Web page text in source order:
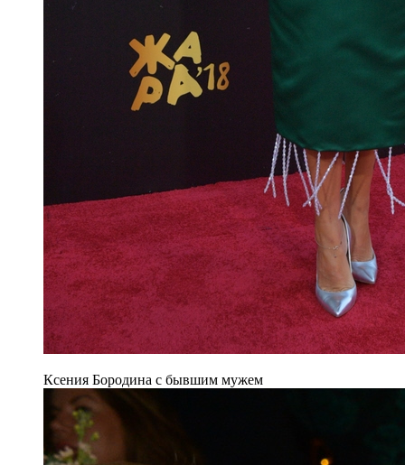
Ксения Бородина с бывшим мужем